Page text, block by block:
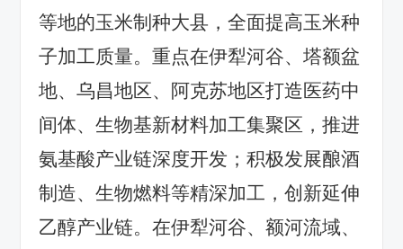
等地的玉米制种大县，全面提高玉米种
子加工质量。重点在伊犁河谷、塔额盆
地、乌昌地区、阿克苏地区打造医药中
间体、生物基新材料加工集聚区，推进
氨基酸产业链深度开发；积极发展酿酒
制造、生物燃料等精深加工，创新延伸
乙醇产业链。在伊犁河谷、额河流域、